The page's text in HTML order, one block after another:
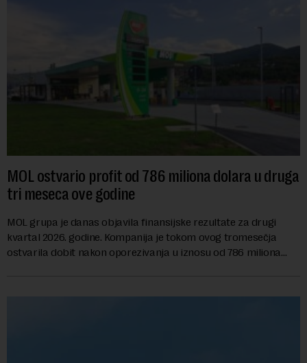
MOL ostvario profit od 786 miliona dolara u druga
tri meseca ove godine
MOL grupa je danas objavila finansijske rezultate za drugi
kvartal 2026. godine. Kompanija je tokom ovog tromesečja
ostvarila dobit nakon oporezivanja u iznosu od 786 miliona